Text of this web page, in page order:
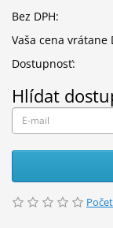
Bez DPH:
Vaša cena vrátane
Dostupnosť:
Hlídat